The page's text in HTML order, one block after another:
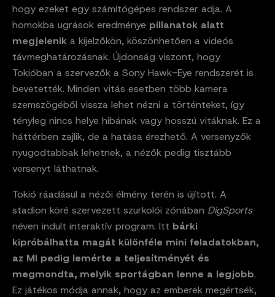
hogy ezeket egy számítógépes rendszer adja. A
homokba ugrások eredménye pillanatok alatt
megjelenik a kijelzőkön, köszönhetően a videós
távmeghatározásnak. Újdonság viszont, hogy
Tokióban a szervezők a Sony Hawk-Eye rendszerét is
bevetették. Minden vitás esetben több kamera
szemszögéből vissza lehet nézni a történteket, így
tényleg nincs helye hibának vagy hosszú vitáknak. Ez a
háttérben zajlik, de a hatása érezhető. A versenyzők
nyugodtabbak lehetnek, a nézők pedig tisztább
versenyt láthatnak.
Tokió ráadásul a nézői élmény terén is újított. A
stadion köré szervezett szurkolói zónában DigSports
néven indult interaktív program. Itt bárki
kipróbálhatta magát különféle mini feladatokban,
az MI pedig lemérte a teljesítményét és
megmondta, melyik sportágban lenne a legjobb.
Ez játékos módja annak, hogy az emberek megértsék,